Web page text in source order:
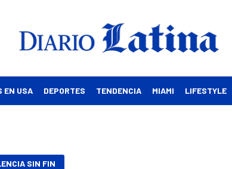
EN USA DEPORTES TENDENCIA MIAMI LIFESTYLE
SIN FIN